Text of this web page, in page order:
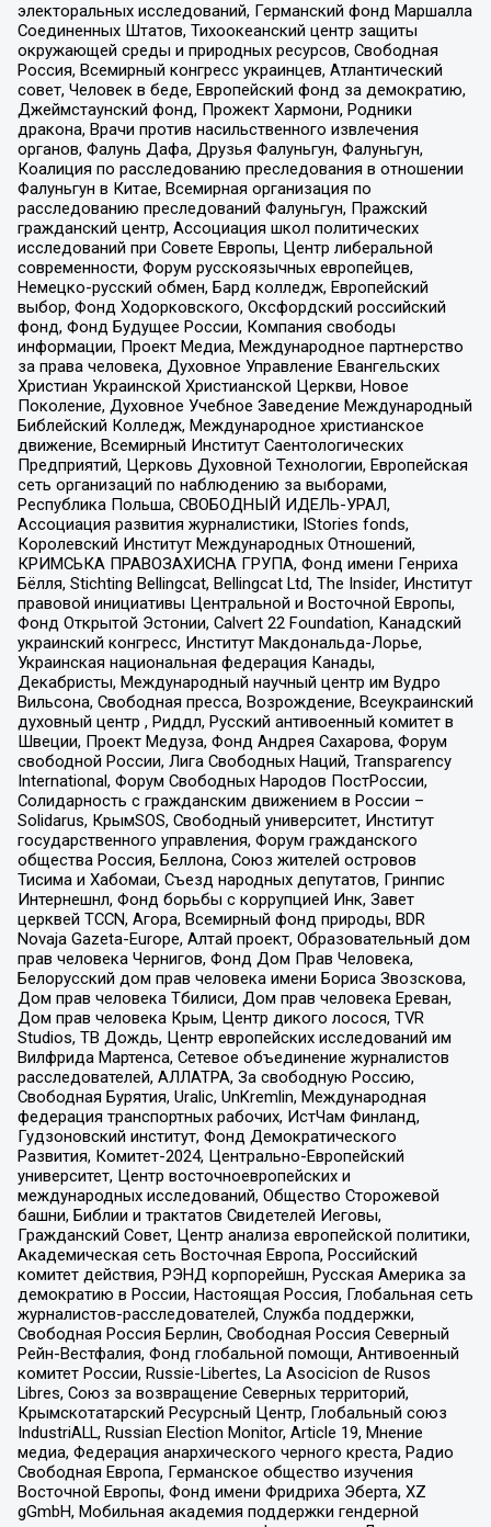
электоральных исследований, Германский фонд Маршалла
Соединенных Штатов, Тихоокеанский центр защиты
окружающей среды и природных ресурсов, Свободная
Россия, Всемирный конгресс украинцев, Атлантический
совет, Человек в беде, Европейский фонд за демократию,
Джеймстаунский фонд, Прожект Хармони, Родники
дракона, Врачи против насильственного извлечения
органов, Фалунь Дафа, Друзья Фалуньгун, Фалуньгун,
Коалиция по расследованию преследования в отношении
Фалуньгун в Китае, Всемирная организация по
расследованию преследований Фалуньгун, Пражский
гражданский центр, Ассоциация школ политических
исследований при Совете Европы, Центр либеральной
современности, Форум русскоязычных европейцев,
Немецко-русский обмен, Бард колледж, Европейский
выбор, Фонд Ходорковского, Оксфордский российский
фонд, Фонд Будущее России, Компания свободы
информации, Проект Медиа, Международное партнерство
за права человека, Духовное Управление Евангельских
Христиан Украинской Христианской Церкви, Новое
Поколение, Духовное Учебное Заведение Международный
Библейский Колледж, Международное христианское
движение, Всемирный Институт Саентологических
Предприятий, Церковь Духовной Технологии, Европейская
сеть организаций по наблюдению за выборами,
Республика Польша, СВОБОДНЫЙ ИДЕЛЬ-УРАЛ,
Ассоциация развития журналистики, IStories fonds,
Королевский Институт Международных Отношений,
КРИМСЬКА ПРАВОЗАХИСНА ГРУПА, Фонд имени Генриха
Бёлля, Stichting Bellingcat, Bellingcat Ltd, The Insider, Институт
правовой инициативы Центральной и Восточной Европы,
Фонд Открытой Эстонии, Calvert 22 Foundation, Канадский
украинский конгресс, Институт Макдональда-Лорье,
Украинская национальная федерация Канады,
Декабристы, Международный научный центр им Вудро
Вильсона, Свободная пресса, Возрождение, Всеукраинский
духовный центр , Риддл, Русский антивоенный комитет в
Швеции, Проект Медуза, Фонд Андрея Сахарова, Форум
свободной России, Лига Свободных Наций, Transparеncy
International, Форум Свободных Народов ПостРоссии,
Солидарность с гражданским движением в России –
Solidarus, КрымSOS, Свободный университет, Институт
государственного управления, Форум гражданского
общества Россия, Беллона, Союз жителей островов
Тисима и Хабомаи, Съезд народных депутатов, Гринпис
Интернешнл, Фонд борьбы с коррупцией Инк, Завет
церквей TCCN, Агора, Всемирный фонд природы, BDR
Novaja Gazeta-Europe, Алтай проект, Образовательный дом
прав человека Чернигов, Фонд Дом Прав Человека,
Белорусский дом прав человека имени Бориса Звозскова,
Дом прав человека Тбилиси, Дом прав человека Ереван,
Дом прав человека Крым, Центр дикого лосося, TVR
Studios, ТВ Дождь, Центр европейских исследований им
Вилфрида Мартенса, Сетевое объединение журналистов
расследователей, АЛЛАТРА, За свободную Россию,
Свободная Бурятия, Uralic, UnKremlin, Международная
федерация транспортных рабочих, ИстЧам Финланд,
Гудзоновский институт, Фонд Демократического
Развития, Комитет-2024, Центрально-Европейский
университет, Центр восточноевропейских и
международных исследований, Общество Сторожевой
башни, Библии и трактатов Свидетелей Иеговы,
Гражданский Совет, Центр анализа европейской политики,
Академическая сеть Восточная Европа, Российский
комитет действия, РЭНД корпорейшн, Русская Америка за
демократию в России, Настоящая Россия, Глобальная сеть
журналистов-расследователей, Служба поддержки,
Свободная Россия Берлин, Свободная Россия Северный
Рейн-Вестфалия, Фонд глобальной помощи, Антивоенный
комитет России, Russie-Libertes, La Asocicion de Rusos
Libres, Союз за возвращение Северных территорий,
Крымскотатарский Ресурсный Центр, Глобальный союз
IndustriALL, Russian Election Monitor, Article 19, Мнение
медиа, Федерация анархического черного креста, Радио
Свободная Европа, Германское общество изучения
Восточной Европы, Фонд имени Фридриха Эберта, XZ
gGmbH, Мобильная академия поддержки гендерной